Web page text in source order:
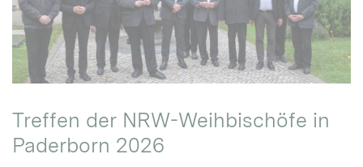
Treffen der NRW-Weihbischöfe in
Paderborn 2026